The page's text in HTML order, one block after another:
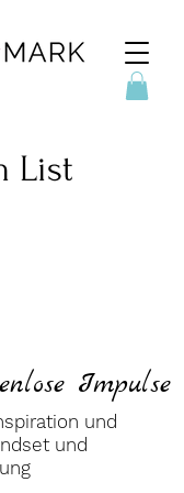
List
Impulse
und
und